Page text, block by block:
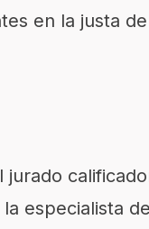
en la justa
jurado
especialista